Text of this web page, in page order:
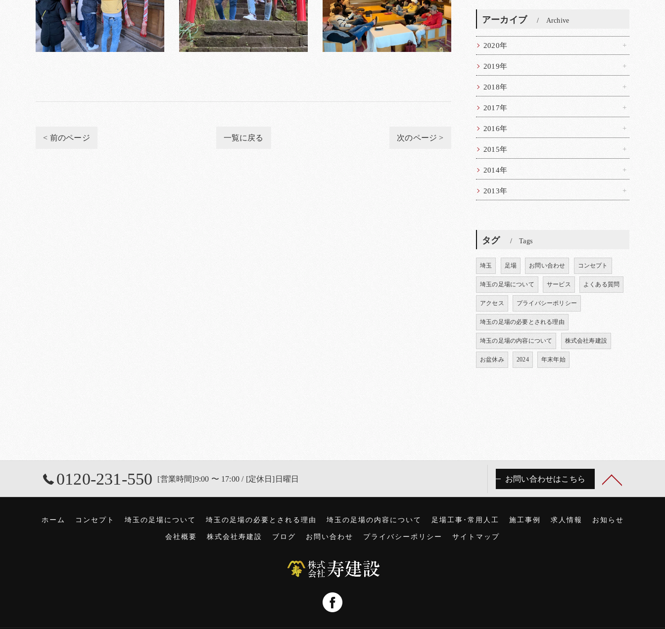
< 前のページ 一覧に戻る 次のページ >
アーカイブ Archive
2020年
2019年
2018年
2017年
2016年
2015年
2014年
2013年
タグ Tags
埼玉 足場 お問い合わせ コンセプト
埼玉の足場について サービス よくある質問
アクセス プライバシーポリシー
埼玉の足場の必要とされる理由
埼玉の足場の内容について 株式会社寿建設
お盆休み 2024 年末年始
0120-231-550 [営業時間]9:00 〜 17:00 / [定休日]日曜日 お問い合わせはこちら
ホーム コンセプト 埼玉の足場について 埼玉の足場の必要とされる理由 埼玉の足場の内容について 足場工事･常用人工 施工事例 求人情報 お知らせ
会社概要 株式会社寿建設 ブログ お問い合わせ プライバシーポリシー サイトマップ